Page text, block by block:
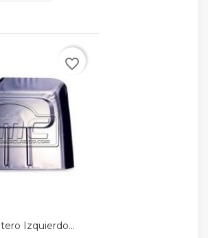
Izquierdo...
favorite_border